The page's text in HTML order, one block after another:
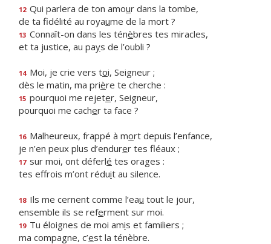
12 Qui parlera de ton amour dans la tombe,
de ta fidélité au royaume de la mort ?
13 Connaît-on dans les ténèbres tes miracles,
et ta justice, au pays de l’oubli ?
14 Moi, je crie vers toi, Seigneur ;
dès le matin, ma prière te cherche :
15 pourquoi me rejeter, Seigneur,
pourquoi me cacher ta face ?
16 Malheureux, frappé à mort depuis l’enfance,
je n’en peux plus d’endurer tes fléaux ;
17 sur moi, ont déferlé tes orages :
tes effrois m’ont réduit au silence.
18 Ils me cernent comme l’eau tout le jour,
ensemble ils se referment sur moi.
19 Tu éloignes de moi amis et familiers ;
ma compagne, c’est la ténèbre.